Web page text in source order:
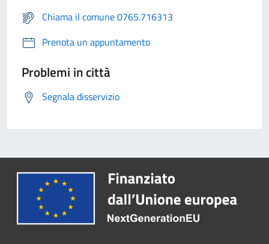
Chiama il comune 0765.716313
Prenota un appuntamento
Problemi in città
Segnala disservizio